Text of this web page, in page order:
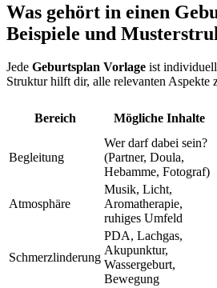
Was gehört in einen
Beispiele und
Jede Geburtsplan Vorlage ist individuell
Struktur hilft dir, alle relevanten Aspekte
Bereich Mögliche Inhalte
Begleitung
Wer darf dabei sein?
(Partner, Doula,
Hebamme, Fotograf)
Atmosphäre
Musik, Licht,
Aromatherapie,
ruhiges Umfeld
Schmerzlinderung
PDA, Lachgas,
Akupunktur,
Wassergeburt,
Bewegung